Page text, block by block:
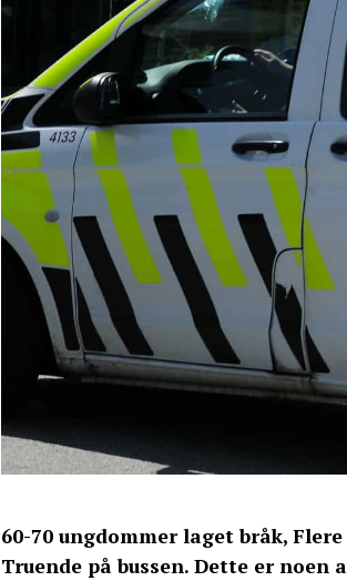
60-70 ungdommer laget bråk,
Truende på bussen. Dette er